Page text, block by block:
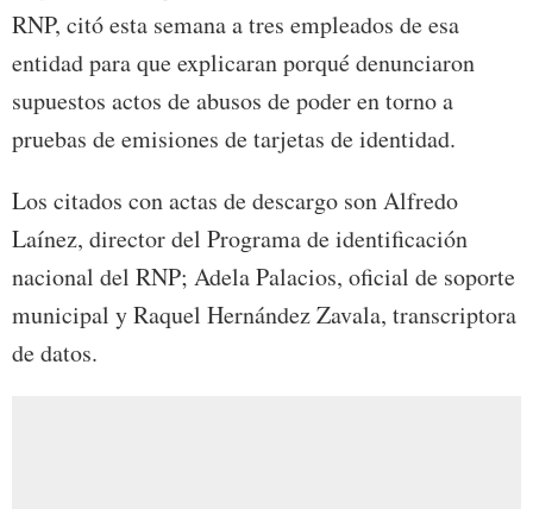
RNP, citó esta semana a tres empleados de esa
entidad para que explicaran porqué denunciaron
supuestos actos de abusos de poder en torno a
pruebas de emisiones de tarjetas de identidad.
Los citados con actas de descargo son Alfredo
Laínez, director del Programa de identificación
nacional del RNP; Adela Palacios, oficial de soporte
municipal y Raquel Hernández Zavala, transcriptora
de datos.